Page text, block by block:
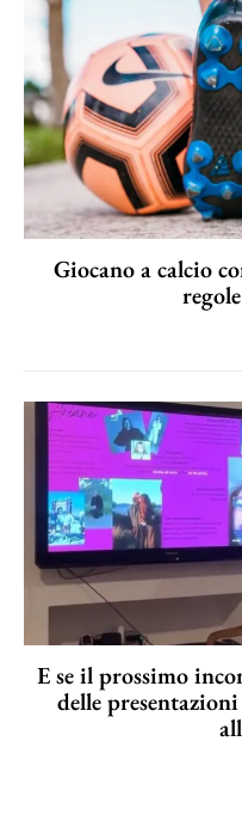
Giocano a calcio
E se il prossimo
delle